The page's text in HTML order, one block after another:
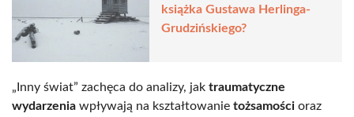
książka Gustawa Herlinga-
Grudzińskiego?
„Inny świat” zachęca do analizy, jak traumatyczne
wydarzenia wpływają na kształtowanie tożsamości oraz